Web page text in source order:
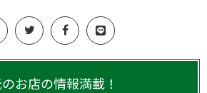
お店の情報満載！